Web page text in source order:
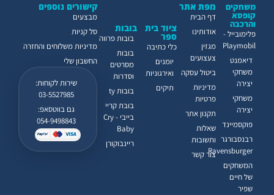
קישורים נוספים
מבצעים
סל קניות
מדיניות משלוחים והחזרה
החשבון שלי
שירות לקוחות:
03-5527985
גם בווטסאפ:
054-9498843
ציוד בית
ספר
כלי כתיבה
יומנים
ואירגוניות
תיקים
בובות
בובות פרווה
בובות
מסרטים
וסדרות
בובות ty
בובת קריי
בייבי - Cry
Baby
ריינבוקורן
משחקים
קופסא
והרכבה
פלימובייל -
Playmobil
דיאמנט
משחקי
יצירה
משחקי
יצירה
פוקסמיינד
רבנסבורגר
Ravensburger
המשחקים
של חיים
שפיר
מפת אתר
דף הבית
אודותינו
מגזין
צעצועים
ביטול עסקה
מדיניות
פרטיות
תקנון אתר
שאלות
ותשובות
צור קשר